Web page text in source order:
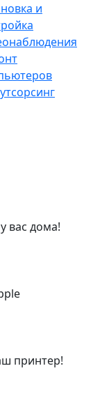
и
вас дома!
принтер!